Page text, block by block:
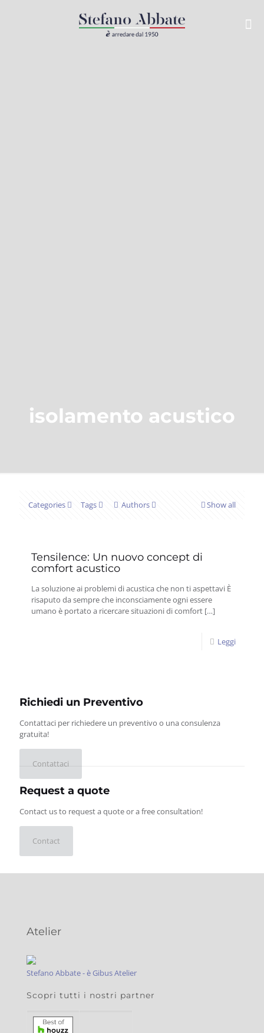
isolamento acustico
Categories Tags Authors Show all
Tensilence: Un nuovo concept di
comfort acustico
La soluzione ai problemi di acustica che non ti aspettavi È
risaputo da sempre che inconsciamente ogni essere
umano è portato a ricercare situazioni di comfort […]
Leggi
Richiedi un Preventivo
Contattaci per richiedere un preventivo o una consulenza
gratuita!
Contattaci
Request a quote
Contact us to request a quote or a free consultation!
Contact
Atelier
Stefano Abbate - è Gibus Atelier
Scopri tutti i nostri partner